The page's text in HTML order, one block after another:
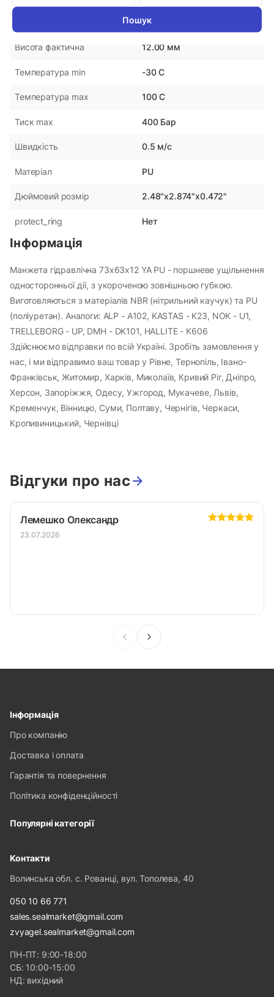
73.00 мм
Висота фактична 12.00 мм
Температура min -30 С
Температура max 100 С
Тиск max 400 Бар
Швидкість 0.5 м/с
Матеріал PU
Дюймовий розмір 2.48"x2.874"x0.472"
protect_ring Нет
Інформація
Манжета гідравлічна 73х63х12 YA PU - поршневе ущільнення
односторонньої дії, з укороченою зовнішньою губкою.
Виготовляються з матеріалів NBR (нітрильний каучук) та PU
(поліуретан). Аналоги: ALP - A102, KASTAS - K23, NOK - U1,
TRELLEBORG - UP, DMH - DK101, HALLITE - K606
Здійснюємо відправки по всій Україні. Зробіть замовлення у
нас, і ми відправимо ваш товар у Рівне, Тернопіль, Івано-
Франківськ, Житомир, Харків, Миколаїв, Кривий Ріг, Дніпро,
Херсон, Запоріжжя, Одесу, Ужгород, Мукачеве, Львів,
Кременчук, Вінницю, Суми, Полтаву, Чернігів, Черкаси,
Кропивиницький, Чернівці
Відгуки про нас
Лемешко Олександр
23.07.2026
Інформація
Про компанію
Доставка і оплата
Гарантія та повернення
Політика конфіденційності
Популярні категорії
Контакти
Волинська обл. с. Рованці, вул. Тополева, 40
050 10 66 771
sales.sealmarket@gmail.com
zvyagel.sealmarket@gmail.com
ПН-ПТ: 9:00-18:00
СБ: 10:00-15:00
НД: вихідний